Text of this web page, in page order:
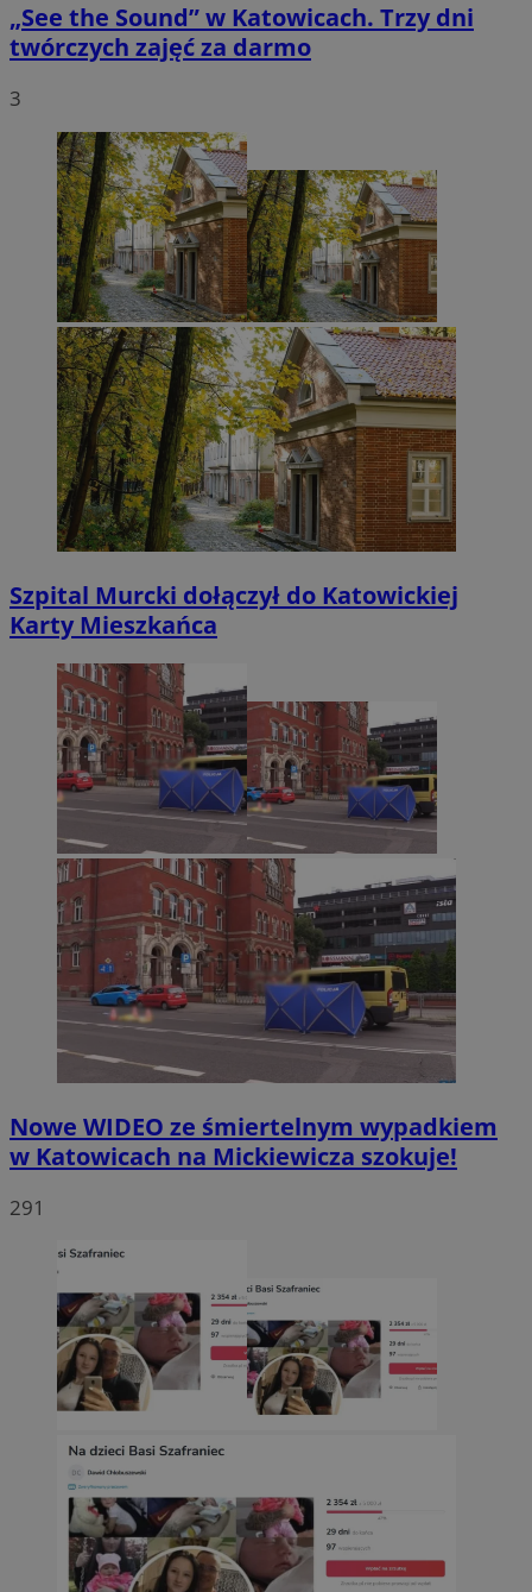
„See the Sound” w Katowicach. Trzy dni
twórczych zajęć za darmo
3
Szpital Murcki dołączył do Katowickiej
Karty Mieszkańca
Nowe WIDEO ze śmiertelnym wypadkiem
w Katowicach na Mickiewicza szokuje!
291